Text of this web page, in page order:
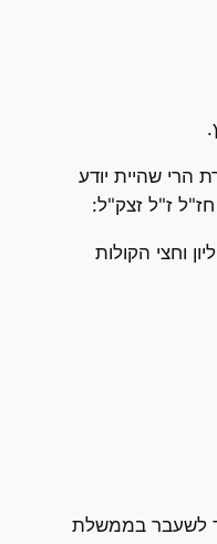
הרי שהיית יודע
ז"ל זצק"ל:
וחצי הקולות
לשעבר בממשלת